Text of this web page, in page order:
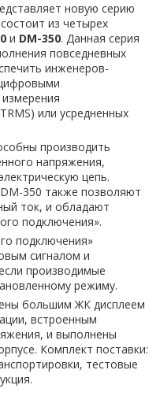
новую серию
из четырех
и DM-350. Данная серия
повседневных
инженеров-
или усредненных
производить
напряжения,
цепь.
350 также позволяют
ток, и обладают
подключения».
подключения»
сигналом и
производимые
режиму.
большим ЖК дисплеем
встроенным
и выполнены
Комплект поставки:
тестовые